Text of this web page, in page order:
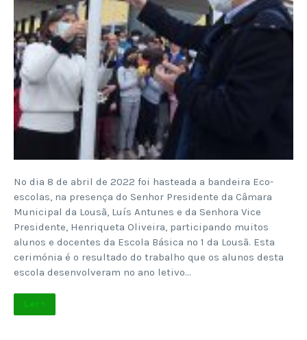
No dia 8 de abril de 2022 foi hasteada a bandeira Eco-
escolas, na presença do Senhor Presidente da Câmara
Municipal da Lousã, Luís Antunes e da Senhora Vice
Presidente, Henriqueta Oliveira, participando muitos
alunos e docentes da Escola Básica nº 1 da Lousã. Esta
cerimónia é o resultado do trabalho que os alunos desta
escola desenvolveram no ano letivo…
Ler +